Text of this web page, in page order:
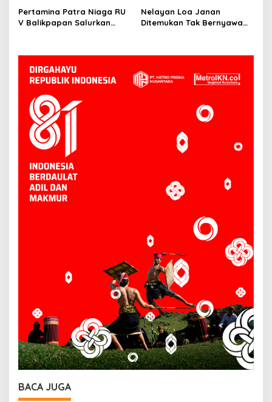
Kompeten untuk Indonesia
Balikpapan
Pertamina Patra Niaga RU
V Balikpapan Salurkan
Nelayan Loa Janan
Ditemukan Tak Bernyawa
Mahakam
BACA JUGA